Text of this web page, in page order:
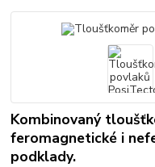
Kombinovaný
feromagnetické i
podklady.